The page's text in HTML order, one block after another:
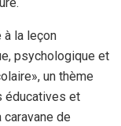
la leçon
psychologique et
un thème
éducatives et
de